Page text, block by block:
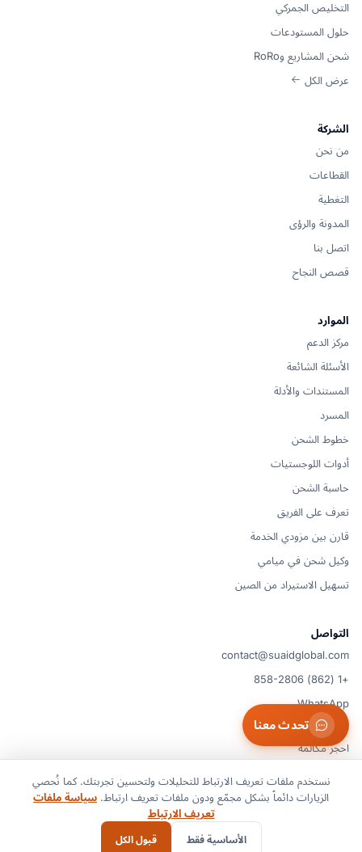
التخليص الجمركي
حلول المستودعات
شحن المشاريع وRoRo
عرض الكل
الشركة
من نحن
القطاعات
التغطية
المدونة والرؤى
اتصل بنا
قصص النجاح
الموارد
مركز الدعم
الأسئلة الشائعة
المستندات والأدلة
المسرد
خطوط الشحن
أدوات اللوجستيات
حاسبة الشحن
تعرف على الفريق
قارن بين مزودي الخدمة
وكيل شحن في ميامي
تسهيل الاستيراد من الصين
التواصل
contact@suaidglobal.com
+1 (862) 858-2806
WhatsApp
الولايات المتحدة
احجز مكالمة
© 2026 Suaid LLC — الولايات المتحدة
سياسة ملفات تعريف الارتباط
تفضيلات ملفات تعريف الارتباط
إخلاء المسؤولية
تحدث معنا
نستخدم ملفات تعريف الارتباط للتحليلات ولتحسين تجربتك. كما نُحصي
الزيارات دائماً بشكل مجمّع ودون ملفات تعريف ارتباط. سياسة ملفات
تعريف الارتباط
الأساسية فقط قبول الكل